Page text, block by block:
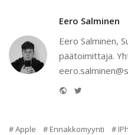
Eero Salminen
Eero Salminen,
päätoimittaja.
Website
Apple Ennakkomyynti